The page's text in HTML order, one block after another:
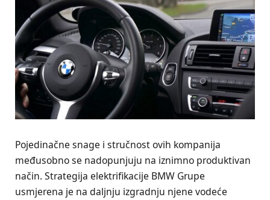
Pojedinačne snage i stručnost ovih kompanija
međusobno se nadopunjuju na iznimno produktivan
način. Strategija elektrifikacije BMW Grupe
usmjerena je na daljnju izgradnju njene vodeće